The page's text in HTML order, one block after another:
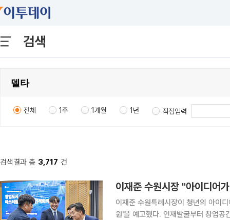
검색
전체 1주 1개월 1년 직접입력
검색결과 총 3,717 건
이재준 수원특례시장이 청년의 아이
원'을 예고했다. 인재발굴부터 창업공